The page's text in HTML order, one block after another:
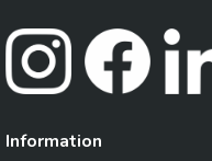
Information